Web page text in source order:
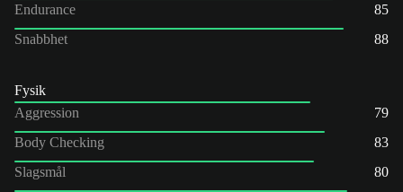
Endurance
85
Snabbhet
88
Fysik
Aggression
79
Body Checking
83
Slagsmål
80